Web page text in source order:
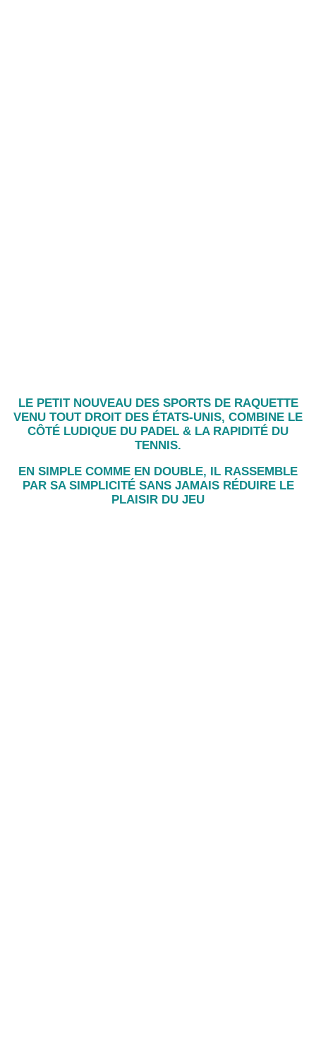
LE PETIT NOUVEAU DES SPORTS DE RAQUETTE
VENU TOUT DROIT DES ÉTATS-UNIS, COMBINE LE
CÔTÉ LUDIQUE DU PADEL & LA RAPIDITÉ DU
TENNIS.
EN SIMPLE COMME EN DOUBLE, IL RASSEMBLE
PAR SA SIMPLICITÉ SANS JAMAIS RÉDUIRE LE
PLAISIR DU JEU